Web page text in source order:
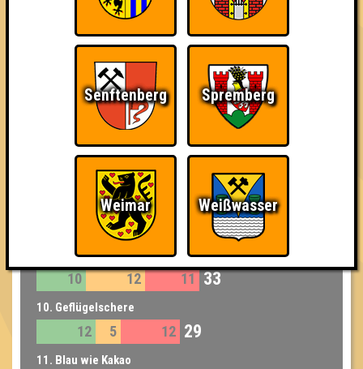
15 12 39
7. Awesomedary
15 10 37
12 34
9. Fluggaenkoecchicebolsen
10 33
9. Reich & Schön
15 33
9. Harakiri
10 12 11 33
10. Geflügelschere
12 5 12 29
11. Blau wie Kakao
Senftenberg Spremberg
Weimar Weißwasser